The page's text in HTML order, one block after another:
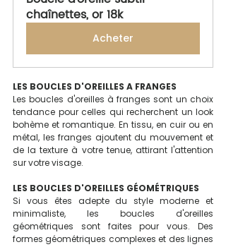
chaînettes, or 18k
Acheter
LES BOUCLES D'OREILLES A FRANGES
Les boucles d'oreilles à franges sont un choix
tendance pour celles qui recherchent un look
bohème et romantique. En tissu, en cuir ou en
métal, les franges ajoutent du mouvement et
de la texture à votre tenue, attirant l'attention
sur votre visage.
LES BOUCLES D'OREILLES GÉOMÉTRIQUES
Si vous êtes adepte du style moderne et
minimaliste, les boucles d'oreilles
géométriques sont faites pour vous. Des
formes géométriques complexes et des lignes